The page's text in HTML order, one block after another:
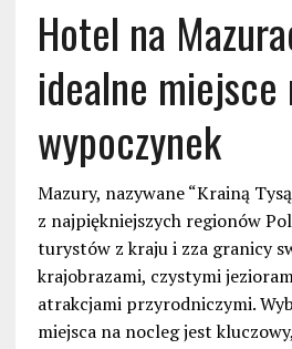
Hotel na
idealne miejsce
wypoczynek
Mazury, nazywane “Krainą
z najpiękniejszych regionów
turystów z kraju i zza granicy
krajobrazami, czystymi
atrakcjami przyrodniczymi.
miejsca na nocleg jest